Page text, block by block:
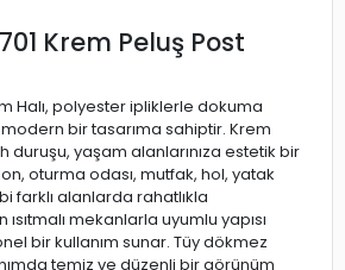
Krem Peluş Post
Halı, polyester ipliklerle dokuma
bir tasarıma sahiptir. Krem
duruşu, yaşam alanlarınıza estetik bir
oturma odası, mutfak, hol, yatak
farklı alanlarda rahatlıkla
mekanlarla uyumlu yapısı
bir kullanım sunar. Tüy dökmez
temiz ve düzenli bir görünüm